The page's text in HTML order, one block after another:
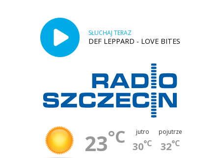
SŁUCHAJ TERAZ
DEF LEPPARD - LOVE BITES
23°C jutro
30°C
pojutrze
32°C